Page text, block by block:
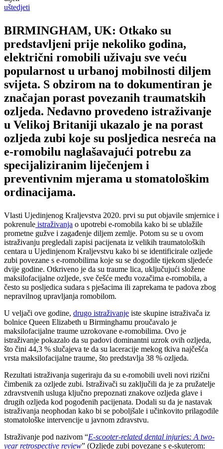
uštedjeti
BIRMINGHAM, UK: Otkako su
predstavljeni prije nekoliko godina,
električni romobili uživaju sve veću
popularnost u urbanoj mobilnosti diljem
svijeta. S obzirom na to dokumentiran je
značajan porast povezanih traumatskih
ozljeda. Nedavno provedeno istraživanje
u Velikoj Britaniji ukazalo je na porast
ozljeda zubi koje su posljedica nesreća na
e-romobilu naglašavajući potrebu za
specijaliziranim liječenjem i
preventivnim mjerama u stomatološkim
ordinacijama.
Vlasti Ujedinjenog Kraljevstva 2020. prvi su put objavile smjernice i
pokrenule istraživanja o upotrebi e-romobila kako bi se ublažile
prometne gužve i zagađenje diljem zemlje. Potom su se u ovom
istraživanju pregledali zapisi pacijenata iz velikih traumatoloških
centara u Ujedinjenom Kraljevstvu kako bi se identificirale ozljede
zubi povezane s e-romobilima koje su se dogodile tijekom sljedeće
dvije godine. Otkriveno je da su traume lica, uključujući složene
maksilofacijalne ozljede, sve češće među vozačima e-romobila, a
često su posljedica sudara s pješacima ili zaprekama te padova zbog
nepravilnog upravljanja romobilom.
U veljači ove godine, drugo istraživanje iste skupine istraživača iz
bolnice Queen Elizabeth u Birminghamu proučavalo je
maksilofacijalne traume uzrokovane e-romobilima. Ovo je
istraživanje pokazalo da su padovi dominantni uzrok ovih ozljeda,
što čini 44,3 % slučajeva te da su laceracije mekog tkiva najčešća
vrsta maksilofacijalne traume, što predstavlja 38 % ozljeda.
Rezultati istraživanja sugeriraju da su e-romobili uveli novi rizični
čimbenik za ozljede zubi. Istraživači su zaključili da je za pružatelje
zdravstvenih usluga ključno prepoznati znakove ozljeda glave i
drugih ozljeda kod pogođenih pacijenata. Dodali su da je nastavak
istraživanja neophodan kako bi se poboljšale i učinkovito prilagodile
stomatološke intervencije u javnom zdravstvu.
Istraživanje pod nazivom “E-scooter-related dental injuries: A two-
year retrospective review” (Ozljede zubi povezane s e-skuterom: